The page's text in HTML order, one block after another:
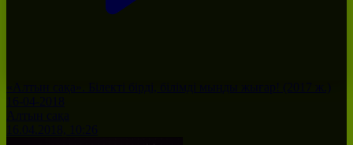
«Алтын сақа». Білекті бірді, білімді мыңды жығар! (2017 ж.)
16-04-2018
Алтын сақа
16.04.2018, 10:26